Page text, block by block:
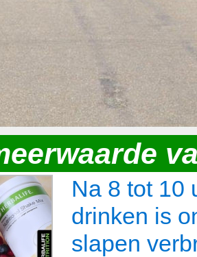
Na 8 tot 10
drinken is
slapen